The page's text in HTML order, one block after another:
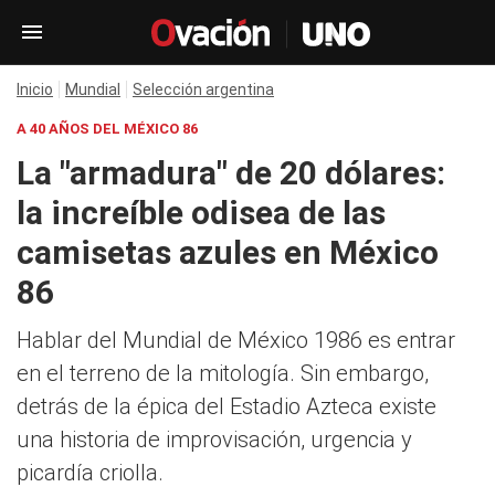
Inicio Mundial Selección argentina
A 40 AÑOS DEL MÉXICO 86
La "armadura" de 20 dólares:
la increíble odisea de las
camisetas azules en México
86
Hablar del Mundial de México 1986 es entrar
en el terreno de la mitología. Sin embargo,
detrás de la épica del Estadio Azteca existe
una historia de improvisación, urgencia y
picardía criolla.